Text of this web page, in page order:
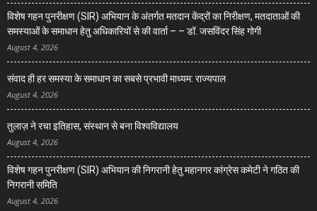
विशेष गहन पुनरीक्षण (SIR) अभियान के अंतर्गत मतदान केंद्रों का निरीक्षण, मतदाताओं की
समस्याओं के समाधान हेतु अधिकारियों से की वार्ता – – डॉ. जसविंदर सिंह गोगी
August 4, 2026
संवाद ही हर समस्या के समाधान का सबसे प्रभावी माध्यम: राज्यपाल
August 4, 2026
तुलाज़ ने रचा इतिहास, संस्थान से बना विश्वविद्यालय
August 4, 2026
विशेष गहन पुनरीक्षण (SIR) अभियान की निगरानी हेतु महानगर कांग्रेस कमेटी ने गठित की
निगरानी समिति
August 4, 2026